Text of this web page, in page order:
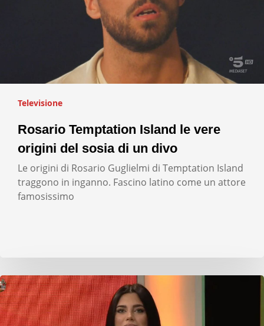
Televisione
Rosario Temptation Island le vere
origini del sosia di un divo
Le origini di Rosario Guglielmi di Temptation Island
traggono in inganno. Fascino latino come un attore
famosissimo